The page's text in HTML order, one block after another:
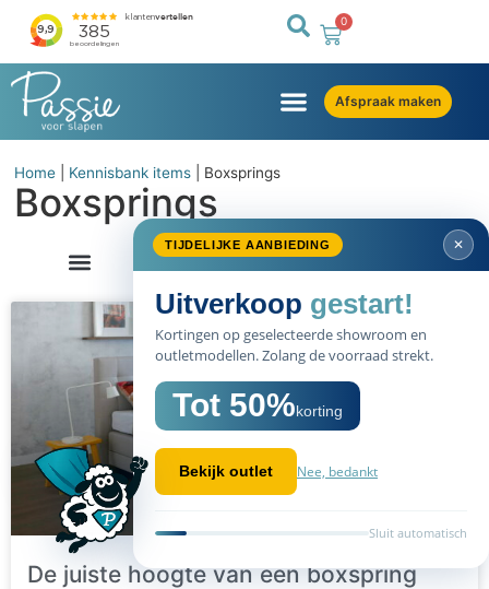
0
Afspraak maken
Home Kennisbank items Boxsprings
Boxsprings
De juiste hoogte van een boxspring